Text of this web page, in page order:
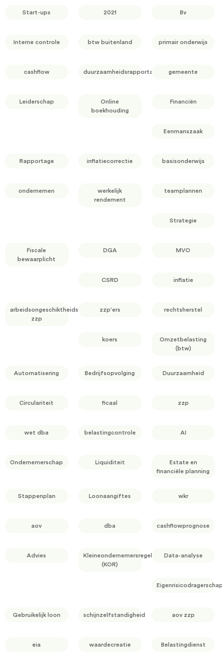
Start-ups 2021 Bv
Interne controle btw buitenland primair onderwijs
cashflow duurzaamheidsrapportage gemeente
Leiderschap
Online
boekhouding
Financiën
Eenmanszaak
Rapportage inflatiecorrectie basisonderwijs
ondernemen
werkelijk
rendement
teamplannen
Strategie
Fiscale
bewaarplicht
DGA MVO
CSRD inflatie
arbeidsongeschiktheidsverzekering
zzp
zzp'ers rechtsherstel
koers
Omzetbelasting
(btw)
Automatisering Bedrijfsopvolging Duurzaamheid
Circulariteit ficaal zzp
wet dba belastingcontrole AI
Ondernemerschap Liquiditeit
Estate en
financiële planning
Stappenplan Loonaangiftes wkr
aov dba cashflowprognose
Advies
Kleineondernemersregeling
(KOR)
Data-analyse
Gebruikelijk loon schijnzelfstandigheid aov zzp
eia waardecreatie Belastingdienst